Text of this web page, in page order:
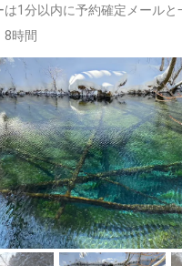
は1分以内に予約確定メールと
8時間